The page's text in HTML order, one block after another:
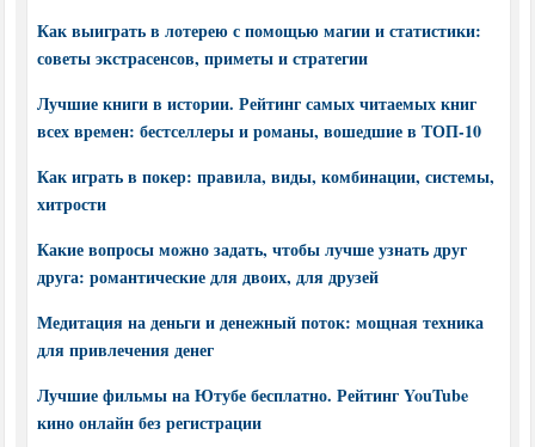
Как выиграть в лотерею с помощью магии и статистики:
советы экстрасенсов, приметы и стратегии
Лучшие книги в истории. Рейтинг самых читаемых книг
всех времен: бестселлеры и романы, вошедшие в ТОП-10
Как играть в покер: правила, виды, комбинации, системы,
хитрости
Какие вопросы можно задать, чтобы лучше узнать друг
друга: романтические для двоих, для друзей
Медитация на деньги и денежный поток: мощная техника
для привлечения денег
Лучшие фильмы на Ютубе бесплатно. Рейтинг YouTube
кино онлайн без регистрации